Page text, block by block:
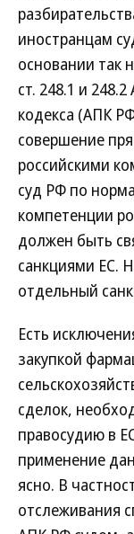
иностранцам
основании так
ст. 248.1 и
кодекса (АПК
совершение
российскими
суд РФ по
компетенции
должен быть
санкциями ЕС.
отдельный
Есть
закупкой
сделок,
правосудию в
применение
ясно. В
отслеживания